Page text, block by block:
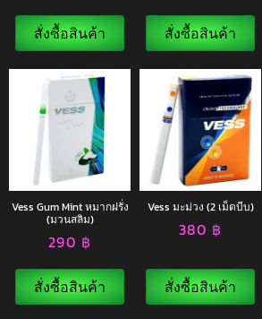
สั่งซื้อสินค้า สั่งซื้อสินค้า
Vess Gum Mint หมากฝรั่ง
(มวนสลิม)
290 ฿
สั่งซื้อสินค้า
Vess มะม่วง (2 เม็ดบีบ)
380 ฿
สั่งซื้อสินค้า